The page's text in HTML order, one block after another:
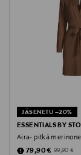
Avainsanat
sukat, lasten
puuvillasukat,
JÄSENETU –20%
ESSENTIALS BY
Aira- pitkä
Discounted Price
79,90 € Original
99,90 €